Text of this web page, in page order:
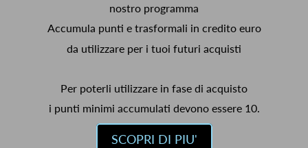
nostro programma
Accumula punti e trasformali in credito euro
da utilizzare per i tuoi futuri acquisti
Per poterli utilizzare in fase di acquisto
i punti minimi accumulati devono essere 10.
SCOPRI DI PIU'